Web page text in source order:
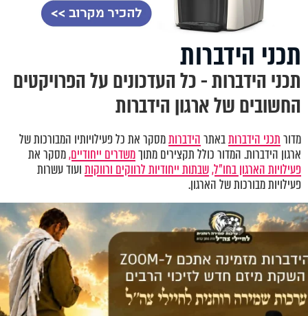
תכני הידברות
תכני הידברות - כל העדכונים על הפרויקטים
החשובים של ארגון הידברות
מדורתכני הידברותבאתרהידברותמסקר את כל פעילויותיו המבורכות של
ארגון הידברות. המדור כולל תקצירים מתוךמשדרים ייחודיים,מסקר את
פעילויות הארגון בחו"ל,שבתות ייחודיות לרווקים ורווקותועוד עשרות
פעילויות מבורכות של הארגון.